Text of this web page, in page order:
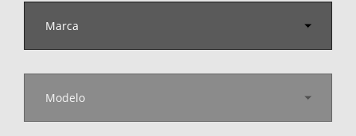
Marca
Modelo